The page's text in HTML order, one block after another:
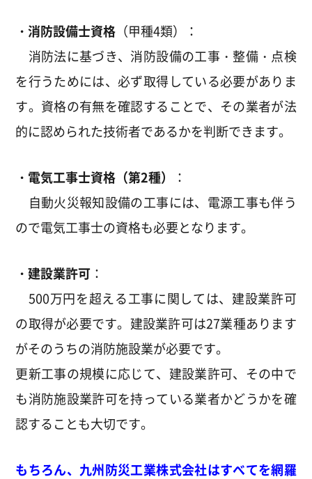
・消防設備士資格 （甲種4類）：
消防法に基づき、消防設備の工事・整備・点検
を行うためには、必ず取得している必要がありま
す。資格の有無を確認することで、その業者が法
的に認められた技術者であるかを判断できます。
・ 電気工事士資格（第2種）
：
自動火災報知設備の工事には、電源工事も伴う
ので電気工事士の資格も必要となります。
・建設業許可 ：
500万円を超える工事に関しては、建設業許可
の取得が必要です。建設業許可は27業種あります
がそのうちの消防施設業が必要です。
更新工事の規模に応じて、建設業許可、その中で
も消防施設業許可を持っている業者かどうかを確
認することも大切です。
もちろん、九州防災工業株式会社はすべてを網羅